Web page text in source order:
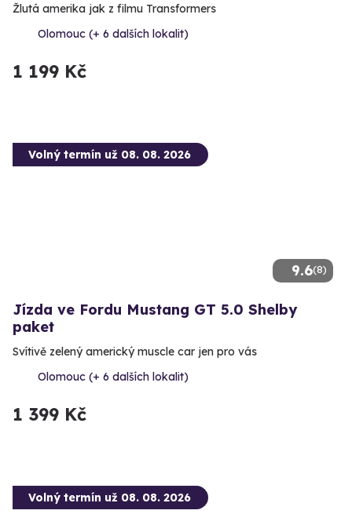
Žlutá amerika jak z filmu Transformers
Olomouc (+ 6 dalších lokalit)
1 199 Kč
9.6(8)
Volný termín už 08. 08. 2026
Jízda ve Fordu Mustang GT 5.0 Shelby
paket
Svítivě zelený americký muscle car jen pro vás
Olomouc (+ 6 dalších lokalit)
1 399 Kč
Volný termín už 08. 08. 2026